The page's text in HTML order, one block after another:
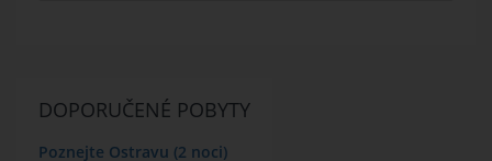
DOPORUČENÉ POBYTY
Poznejte Ostravu (2 noci)